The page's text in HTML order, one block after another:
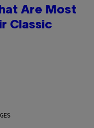
Are Most
Classic